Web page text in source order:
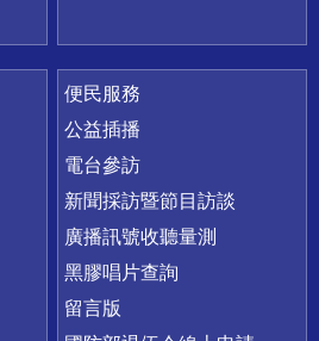
便民服務
公益插播
電台參訪
新聞採訪暨節目訪談
廣播訊號收聽量測
黑膠唱片查詢
留言版